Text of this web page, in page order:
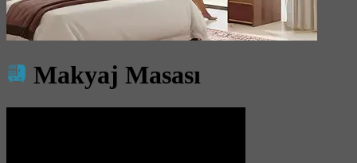
Makyaj Masası